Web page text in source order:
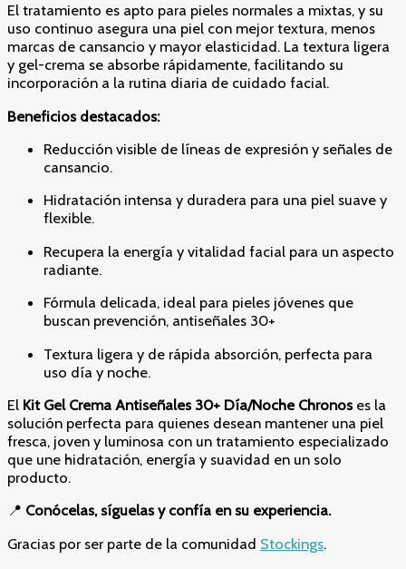
El tratamiento es apto para pieles normales a mixtas, y su
uso continuo asegura una piel con mejor textura, menos
marcas de cansancio y mayor elasticidad. La textura ligera
y gel-crema se absorbe rápidamente, facilitando su
incorporación a la rutina diaria de cuidado facial.
Beneficios destacados:
Reducción visible de líneas de expresión y señales de
cansancio.
Hidratación intensa y duradera para una piel suave y
flexible.
Recupera la energía y vitalidad facial para un aspecto
radiante.
Fórmula delicada, ideal para pieles jóvenes que
buscan prevención, antiseñales 30+
Textura ligera y de rápida absorción, perfecta para
uso día y noche.
El Kit Gel Crema Antiseñales 30+ Día/Noche Chronoses la
solución perfecta para quienes desean mantener una piel
fresca, joven y luminosa con un tratamiento especializado
que une hidratación, energía y suavidad en un solo
producto.
📍 Conócelas, síguelas y confía en su experiencia.
Gracias por ser parte de la comunidad Stockings.